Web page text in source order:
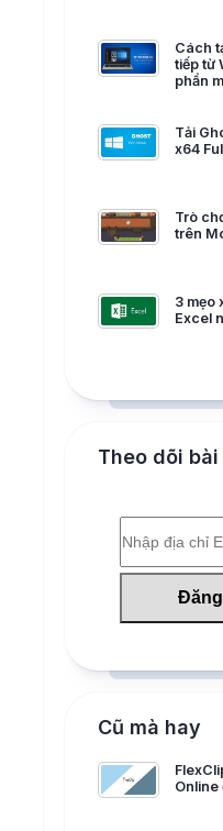
Cách
tiếp từ
phần
Tải
x64
Trò
trên
3 mẹo
Excel
Theo dõi
Cũ mà hay
Online